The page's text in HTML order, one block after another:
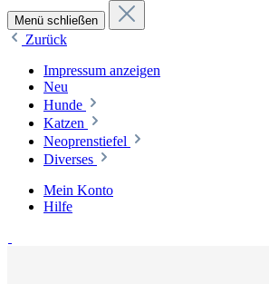
Menü schließen
Zurück
Impressum anzeigen
Neu
Hunde
Katzen
Neoprenstiefel
Diverses
Mein Konto
Hilfe